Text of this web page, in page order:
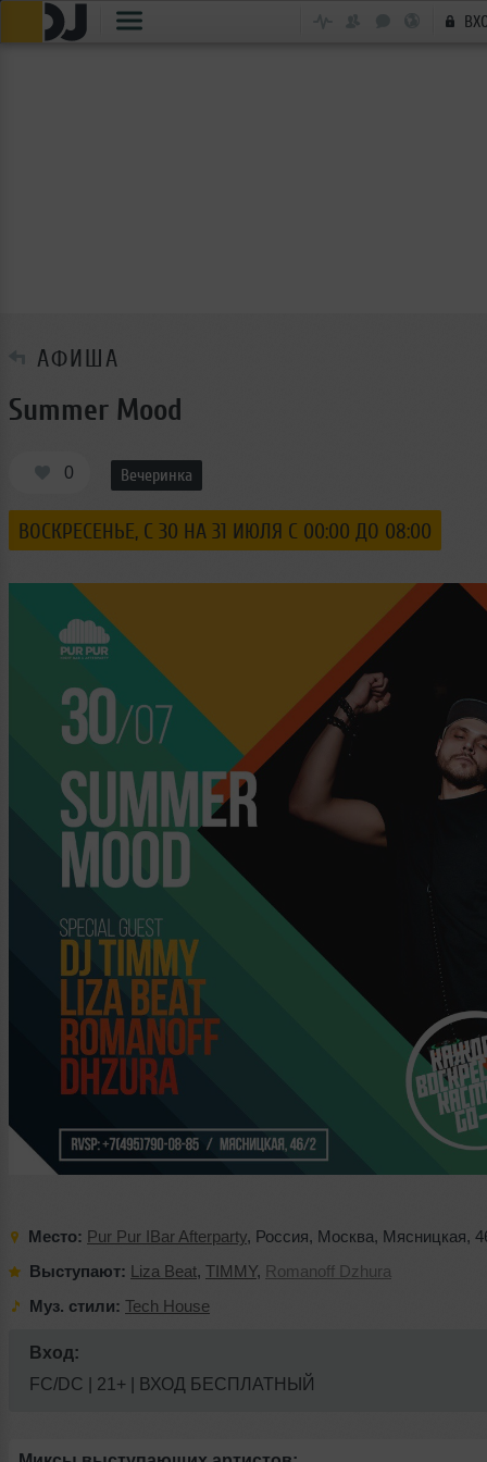
АФИША
Summer Mood
0 Вечеринка
ВОСКРЕСЕНЬЕ, C 30 НА 31 ИЮЛЯ С 00:00 ДО 08:00
Место: Pur Pur IBar Afterparty, Россия, Москва, Мясницкая,
Выступают: Liza Beat, TIMMY, Romanoff Dzhura
Муз. стили: Tech House
Вход:
FC/DC | 21+ | ВХОД БЕСПЛАТНЫЙ